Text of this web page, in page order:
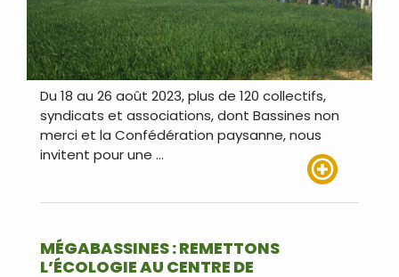
Du 18 au 26 août 2023, plus de 120 collectifs,
syndicats et associations, dont Bassines non
merci et la Confédération paysanne, nous
invitent pour une …
MÉGABASSINES : REMETTONS
L’ÉCOLOGIE AU CENTRE DE